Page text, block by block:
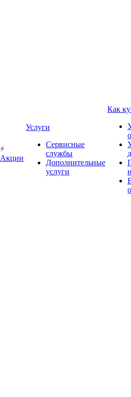
Акции
Услуги
Сервисные
службы
Дополнительные
услуги
Как